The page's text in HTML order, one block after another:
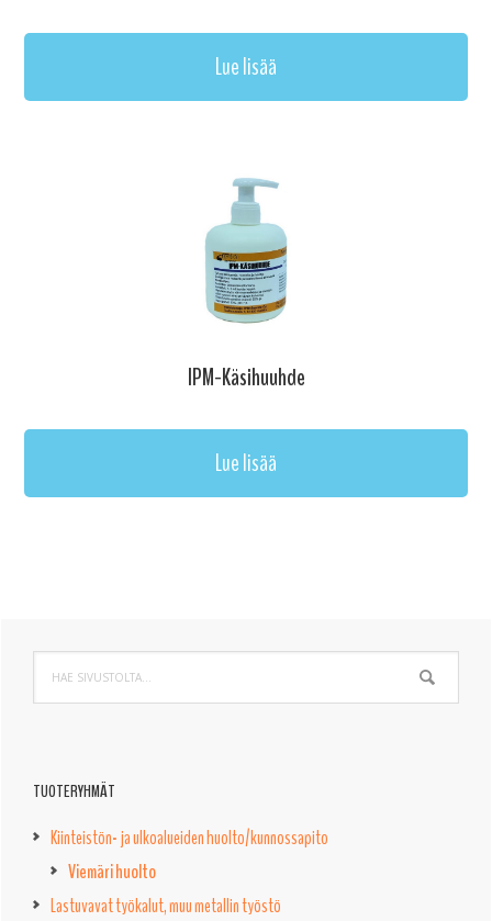
Lue lisää
IPM-Käsihuuhde
Lue lisää
Ensisijainen
sivupalkki
sivustolta...
TUOTERYHMÄT
Kiinteistön- ja ulkoalueiden huolto/kunnossapito
Viemäri huolto
Lastuvavat työkalut, muu metallin työstö